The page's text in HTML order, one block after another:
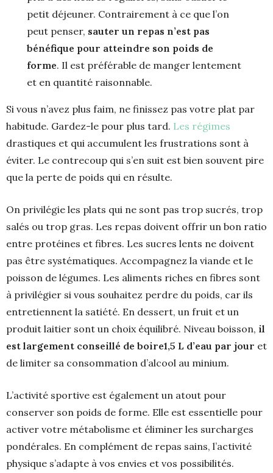
petit déjeuner. Contrairement à ce que l’on
peut penser, sauter un repas n’est pas
bénéfique pour atteindre son poids de
forme. Il est préférable de manger lentement
et en quantité raisonnable.
Si vous n’avez plus faim, ne finissez pas votre plat par
habitude. Gardez-le pour plus tard. Les régimes
drastiques et qui accumulent les frustrations sont à
éviter. Le contrecoup qui s’en suit est bien souvent pire
que la perte de poids qui en résulte.
On privilégie les plats qui ne sont pas trop sucrés, trop
salés ou trop gras. Les repas doivent offrir un bon ratio
entre protéines et fibres. Les sucres lents ne doivent
pas être systématiques. Accompagnez la viande et le
poisson de légumes. Les aliments riches en fibres sont
à privilégier si vous souhaitez perdre du poids, car ils
entretiennent la satiété. En dessert, un fruit et un
produit laitier sont un choix équilibré. Niveau boisson, il
est largement conseillé de boire1,5 L d’eau par jour et
de limiter sa consommation d’alcool au minium.
L’activité sportive est également un atout pour
conserver son poids de forme. Elle est essentielle pour
activer votre métabolisme et éliminer les surcharges
pondérales. En complément de repas sains, l’activité
physique s’adapte à vos envies et vos possibilités.